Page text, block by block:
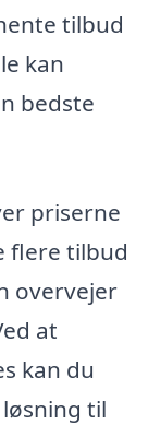
tilbud
kan
bedste
priserne
flere tilbud
overvejer
at
kan du
til